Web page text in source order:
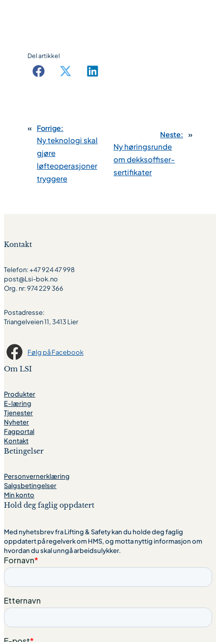
Del artikkel
« Forrige:
Ny teknologi skal
gjøre
løfteoperasjoner
tryggere
Neste:
Ny høringsrunde
om dekksoffiser-
sertifikater
»
Kontakt
Telefon: +47 924 47 998
post@Lsi-bok.no
Org. nr: 974 229 366
Postadresse:
Triangelveien 11, 3413 Lier
Følg på Facebook
Om LSI
Produkter
E-læring
Tjenester
Nyheter
Fagportal
Kontakt
Betingelser
Personvernerklæring
Salgsbetingelser
Min konto
Hold deg faglig oppdatert
Med nyhetsbrev fra Lifting & Safety kan du holde deg faglig
oppdatert på regelverk om HMS, og motta nyttig informasjon om
hvordan du skal unngå arbeidsulykker.